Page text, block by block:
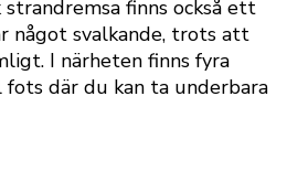
finns också ett
något svalkande, trots att
I närheten finns fyra
där du kan ta underbara